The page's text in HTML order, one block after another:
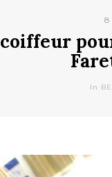
8
In